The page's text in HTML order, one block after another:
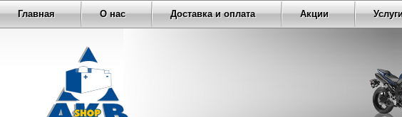
Главная О нас Доставка и оплата Акции